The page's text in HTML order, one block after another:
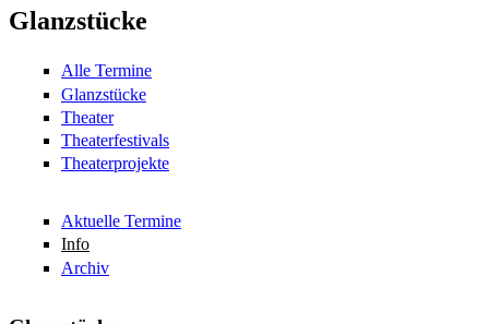
Glanzstücke
Alle Termine
Glanzstücke
Theater
Theaterfestivals
Theaterprojekte
Aktuelle Termine
Info
Archiv